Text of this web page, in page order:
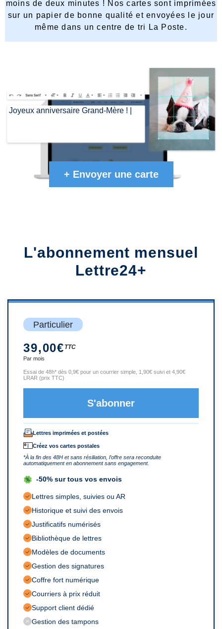
Joyeux anniversaire Grand-Mère !
moins de deux minutes ! Nos cartes sont imprimées
sur un papier de bonne qualité et envoyées le jour
même dans un centre de tri La Poste.
+ Envoyer une carte
L'abonnement mensuel
Lettre24+
Particulier
39,00€ TTC
Par mois
Essai de 48h* dès 0,9€ pour un courrier simple, 1,90€ suivi et 4,90€
LRAR (prix TTC)
S'abonner
Lettres imprimées et postées
*À la fin des 48H et sans résiliation, l’offre sera reconduite
automatiquement en abonnement sans engagement.
-50% sur tous vos envois
Lettres simples, suivies ou AR
Historique et suivi des envois
Justificatifs numérisés
Bibliothèque de lettres
Modèles de documents
Gestion des signatures
Coffre fort numérique
Courriers à prix réduit
Support client dédié
Gestion des tampons